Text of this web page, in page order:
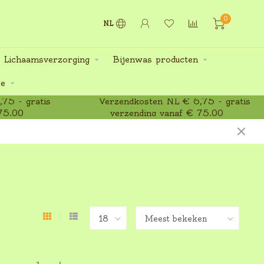
NL
0
Bijenwas producten
- gratis
Verzendkosten NL € 6,75 - gratis
verzending vanaf € 75,00